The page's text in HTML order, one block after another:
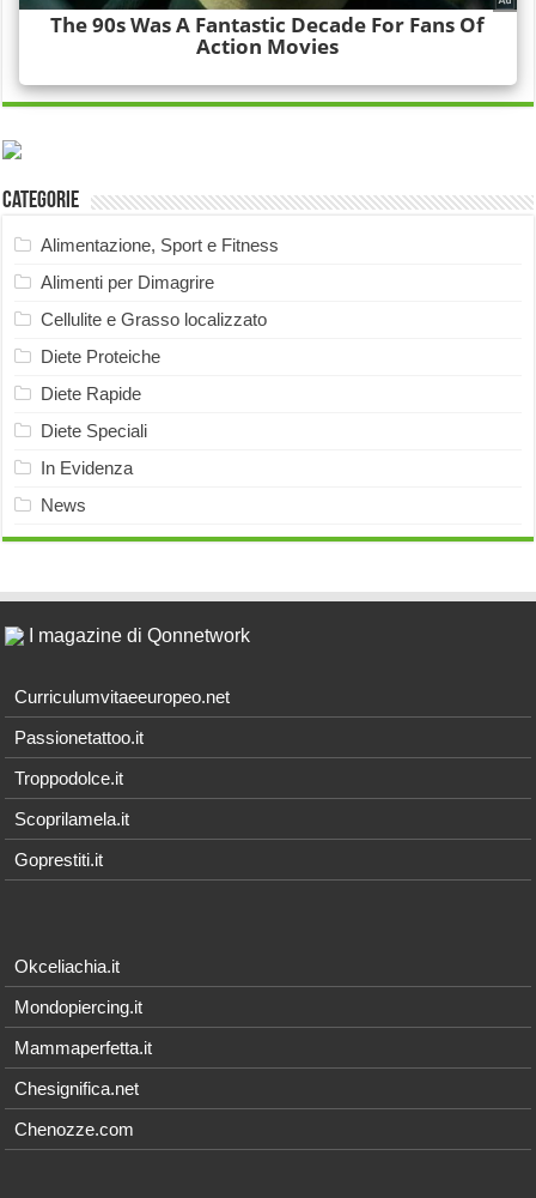
Categorie
Alimentazione, Sport e Fitness
Alimenti per Dimagrire
Cellulite e Grasso localizzato
Diete Proteiche
Diete Rapide
Diete Speciali
In Evidenza
News
I magazine di Qonnetwork
Curriculumvitaeeuropeo.net
Passionetattoo.it
Troppodolce.it
Scoprilamela.it
Goprestiti.it
Okceliachia.it
Mondopiercing.it
Mammaperfetta.it
Chesignifica.net
Chenozze.com